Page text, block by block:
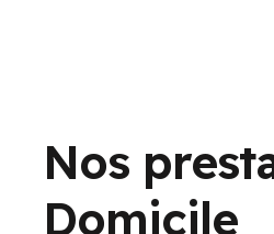
Nos
Domicile